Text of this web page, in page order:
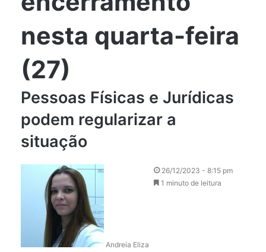
nesta quarta-feira
(27)
Pessoas Físicas e Jurídicas
podem regularizar a
situação
Andreia Eliza
26/12/2023 - 8:15 pm
1 minuto de leitura